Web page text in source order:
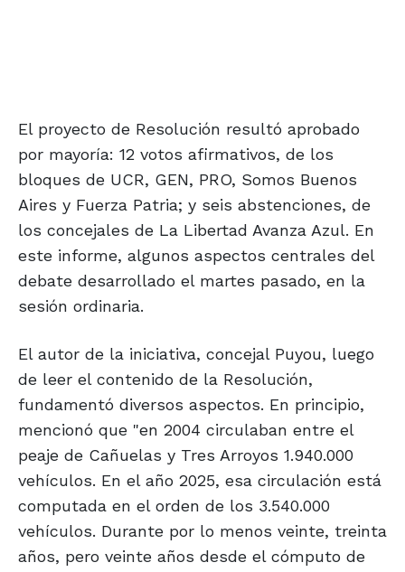
El proyecto de Resolución resultó aprobado
por mayoría: 12 votos afirmativos, de los
bloques de UCR, GEN, PRO, Somos Buenos
Aires y Fuerza Patria; y seis abstenciones, de
los concejales de La Libertad Avanza Azul. En
este informe, algunos aspectos centrales del
debate desarrollado el martes pasado, en la
sesión ordinaria.
El autor de la iniciativa, concejal Puyou, luego
de leer el contenido de la Resolución,
fundamentó diversos aspectos. En principio,
mencionó que "en 2004 circulaban entre el
peaje de Cañuelas y Tres Arroyos 1.940.000
vehículos. En el año 2025, esa circulación está
computada en el orden de los 3.540.000
vehículos. Durante por lo menos veinte, treinta
años, pero veinte años desde el cómputo de